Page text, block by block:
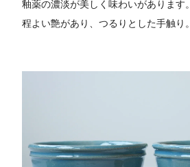
釉薬の濃淡が美しく味わいがあります。
程よい艶があり、つるりとした手触り。